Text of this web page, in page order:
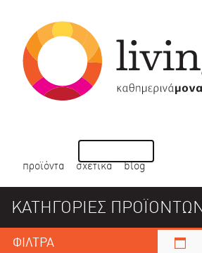
προϊόντα σχετικά blog
ΚΑΤΗΓΟΡΙΕΣ
ΦΙΛΤΡΑ